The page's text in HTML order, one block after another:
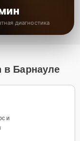
диагностика
в Барнауле
и